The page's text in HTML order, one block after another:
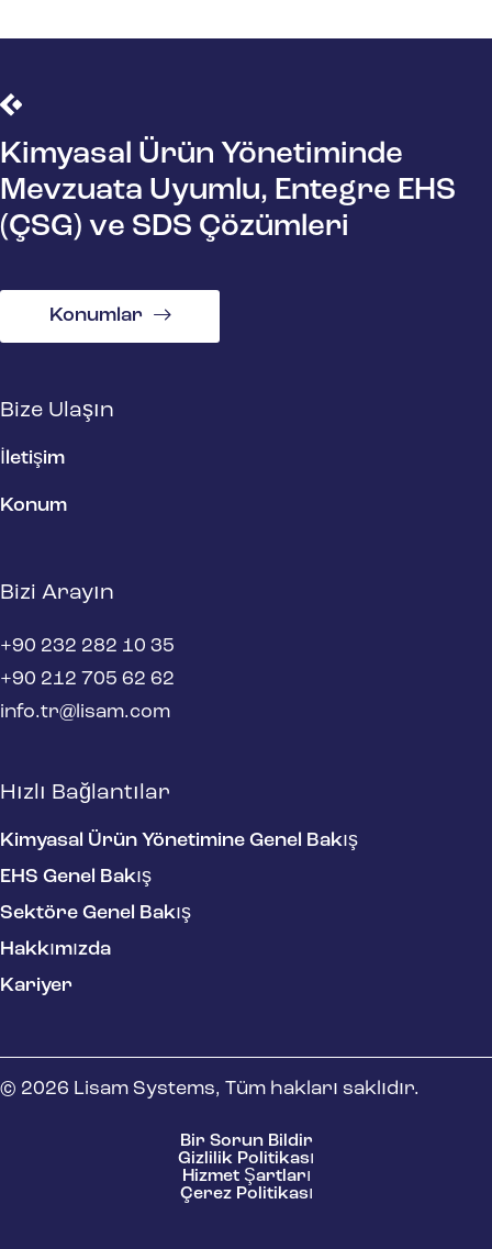
Kimyasal Ürün Yönetiminde
Mevzuata Uyumlu, Entegre EHS
(ÇSG) ve SDS Çözümleri
Konumlar
Bize Ulaşın
İletişim
Konum
Bizi Arayın
+90 232 282 10 35
+90 212 705 62 62
info.tr@lisam.com
Hızlı Bağlantılar
Kimyasal Ürün Yönetimine Genel Bakış
EHS Genel Bakış
Sektöre Genel Bakış
Hakkımızda
Kariyer
© 2026 Lisam Systems, Tüm hakları saklıdır.
Bir Sorun Bildir
Gizlilik Politikası
Hizmet Şartları
Çerez Politikası